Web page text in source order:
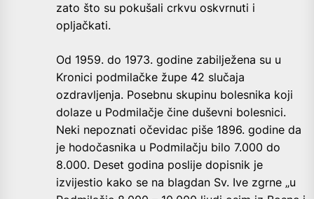
zato što su pokušali crkvu oskvrnuti i
opljačkati.
Od 1959. do 1973. godine zabilježena su u
Kronici podmilačke župe 42 slučaja
ozdravljenja. Posebnu skupinu bolesnika koji
dolaze u Podmilačje čine duševni bolesnici.
Neki nepoznati očevidac piše 1896. godine da
je hodočasnika u Podmilačju bilo 7.000 do
8.000. Deset godina poslije dopisnik je
izvijestio kako se na blagdan Sv. Ive zgrne „u